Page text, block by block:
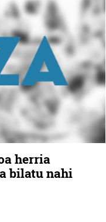
herria
bilatu nahi